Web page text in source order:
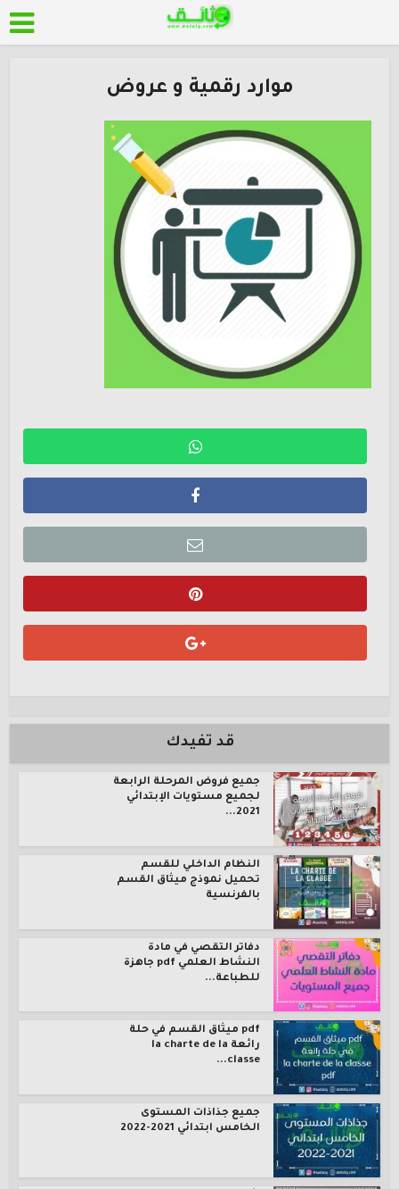
موارد رقمية و عروض
قد تفيدك
جميع فروض المرحلة الرابعة
لجميع مستويات الإبتدائي
2021...
النظام الداخلي للقسم
تحميل نموذج ميثاق القسم
بالفرنسية
دفاتر التقصي في مادة
النشاط العلمي pdf جاهزة
للطباعة...
pdf ميثاق القسم في حلة
رائعة la charte de la
classe...
جميع جذاذات المستوى
الخامس ابتدائي 2021-2022